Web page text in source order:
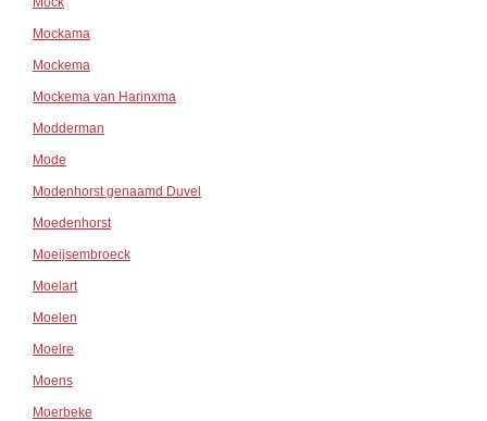
Mockama
Mockema
Mockema van Harinxma
Modderman
Mode
Modenhorst genaamd Duvel
Moedenhorst
Moeijsembroeck
Moelart
Moelen
Moelre
Moens
Moerbeke